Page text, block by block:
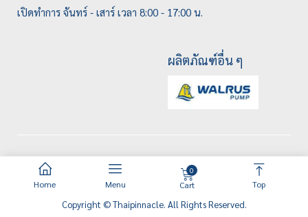
เปิดทำการ จันทร์ - เสาร์ เวลา 8:00 - 17:00 น.
ผลิตภัณฑ์อื่น ๆ
Home Menu
0
Cart Top
Copyright © Thaipinnacle. All Rights Reserved.